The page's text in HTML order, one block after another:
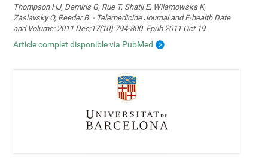
Thompson HJ, Demiris G, Rue T, Shatil E, Wilamowska K,
Zaslavsky O, Reeder B. - Telemedicine Journal and E-health Date
and Volume: 2011 Dec;17(10):794-800. Epub 2011 Oct 19.
Article complet disponible via PubMed